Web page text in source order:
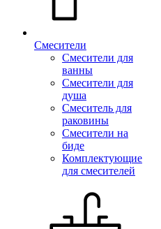
Смесители
Смесители для
ванны
Смесители для
душа
Смеситель для
раковины
Смесители на
биде
Комплектующие
для смесителей